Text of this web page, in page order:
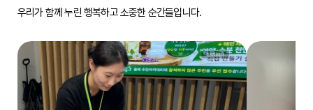
우리가 함께 누린 행복하고 소중한 순간들입니다.